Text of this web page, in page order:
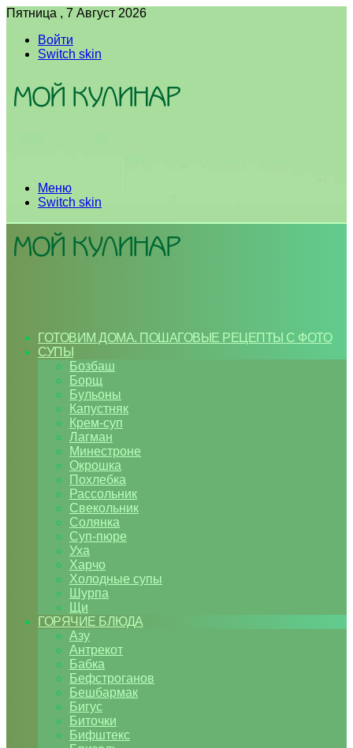
Пятница , 7 Август 2026
Войти
Switch skin
Меню
Switch skin
ГОТОВИМ ДОМА. ПОШАГОВЫЕ РЕЦЕПТЫ С ФОТО
СУПЫ
Бозбаш
Борщ
Бульоны
Капустняк
Крем-суп
Лагман
Минестроне
Окрошка
Похлебка
Рассольник
Свекольник
Солянка
Суп-пюре
Уха
Харчо
Холодные супы
Шурпа
Щи
ГОРЯЧИЕ БЛЮДА
Азу
Антрекот
Бабка
Бефстроганов
Бешбармак
Бигус
Биточки
Бифштекс